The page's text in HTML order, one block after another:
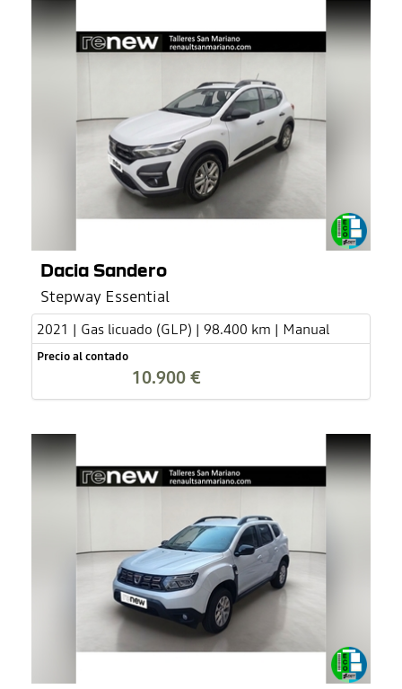
Dacia Sandero
Stepway Essential
2021 | Gas licuado (GLP) | 98.400 km | Manual
Precio al contado
10.900 €